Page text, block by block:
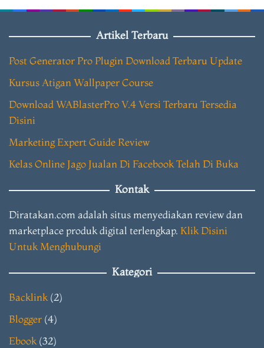
Artikel Terbaru
Post Generator Pro Plugin Download Terbaru Update
Kursus Atigan Wallpaper Course
Download WABlasterPro V.4 Versi Terbaru Tersedia
Disini
Marketing Expert Guide Review
Kelas Online Jago Jualan Di Facebook Telah Di Buka
Kontak
Diratakan.com adalah situs menyediakan review dan
marketplace produk digital terlengkap. Klik Disini
Untuk Menghubungi
Kategori
Backlink (2)
Blogger (4)
Ebook (32)